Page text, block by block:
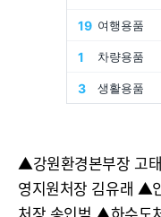
▲강원환경본부장 고
영지원처장 김유래 ▲